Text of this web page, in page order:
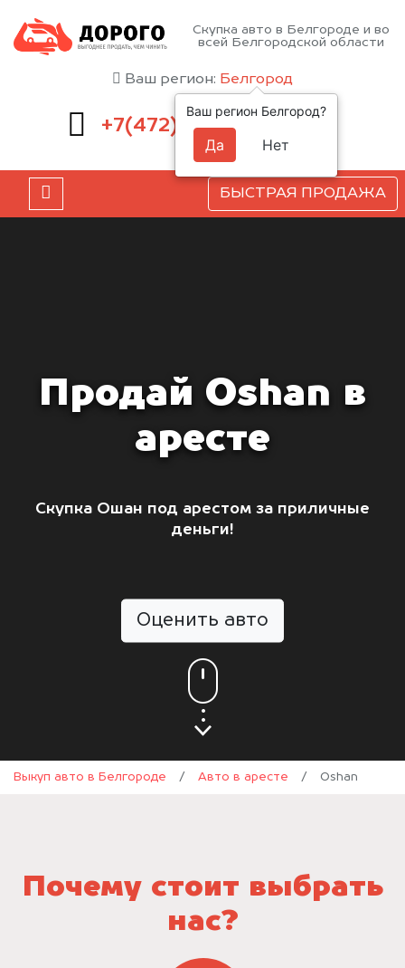
Скупка авто в Белгороде и во
всей Белгородской области
Ваш регион: Белгород
+7(472) 220-54-52
БЫСТРАЯ ПРОДАЖА
Продай Oshan в
аресте
Скупка Ошан под арестом за приличные
деньги!
Оценить авто
Выкуп авто в Белгороде / Авто в аресте / Oshan
Почему стоит выбрать
нас?
Ваш регион Белгород?
Да Нет